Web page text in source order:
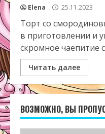
Elena 25.11.2023
Торт со
в приготовлении и
скромное чаепитие
Читать далее
ВОЗМОЖНО, ВЫ